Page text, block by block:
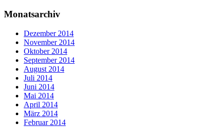
Monatsarchiv
Dezember 2014
November 2014
Oktober 2014
September 2014
August 2014
Juli 2014
Juni 2014
Mai 2014
April 2014
März 2014
Februar 2014